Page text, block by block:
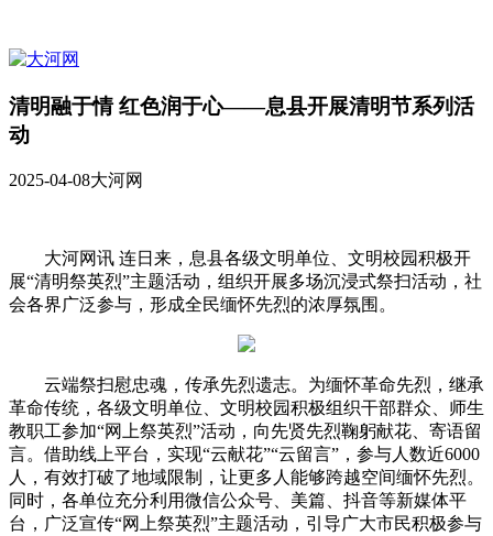
清明融于情 红色润于心——息县开展清明节系列活
动
2025-04-08大河网
大河网讯 连日来，息县各级文明单位、文明校园积极开
展“清明祭英烈”主题活动，组织开展多场沉浸式祭扫活动，社
会各界广泛参与，形成全民缅怀先烈的浓厚氛围。
云端祭扫慰忠魂，传承先烈遗志。为缅怀革命先烈，继承
革命传统，各级文明单位、文明校园积极组织干部群众、师生
教职工参加“网上祭英烈”活动，向先贤先烈鞠躬献花、寄语留
言。借助线上平台，实现“云献花”“云留言”，参与人数近6000
人，有效打破了地域限制，让更多人能够跨越空间缅怀先烈。
同时，各单位充分利用微信公众号、美篇、抖音等新媒体平
台，广泛宣传“网上祭英烈”主题活动，引导广大市民积极参与